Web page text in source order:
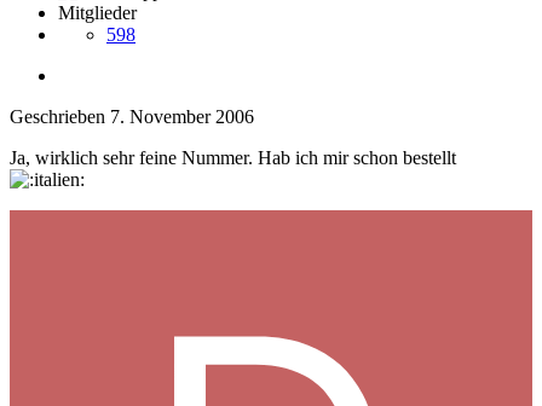
Mitglieder
598
Geschrieben 7. November 2006
Ja, wirklich sehr feine Nummer. Hab ich mir schon bestellt